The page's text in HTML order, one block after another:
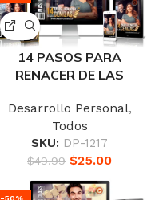
14 PASOS PARA
RENACER DE LAS
Desarrollo Personal,
Todos
SKU: DP-1217
$49.99 $25.00